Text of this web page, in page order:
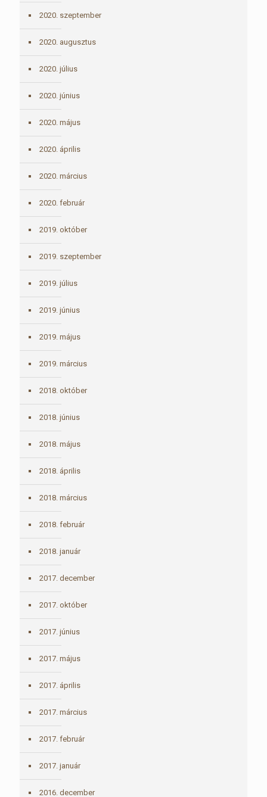
2020. szeptember
2020. augusztus
2020. július
2020. június
2020. május
2020. április
2020. március
2020. február
2019. október
2019. szeptember
2019. július
2019. június
2019. május
2019. március
2018. október
2018. június
2018. május
2018. április
2018. március
2018. február
2018. január
2017. december
2017. október
2017. június
2017. május
2017. április
2017. március
2017. február
2017. január
2016. december